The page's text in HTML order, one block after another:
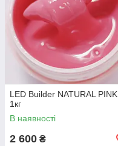
LED Builder NATURAL PINK
1кг
В наявності
2 600 ₴